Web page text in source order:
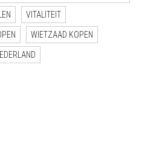
VITALITEIT
WIETZAAD KOPEN